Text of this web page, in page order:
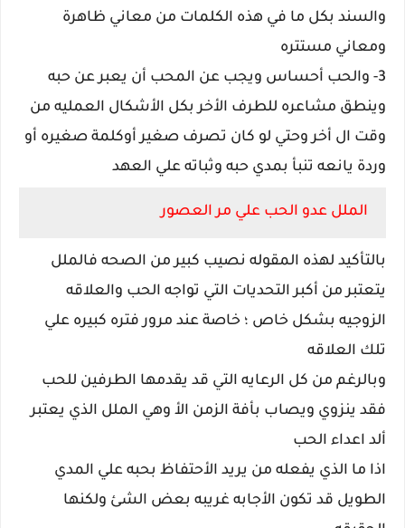
والسند بكل ما في هذه الكلمات من معاني ظاهرة
ومعاني مستتره
3- والحب أحساس ويجب عن المحب أن يعبر عن حبه
وينطق مشاعره للطرف الأخر بكل الأشكال العمليه من
وقت ال أخر وحتي لو كان تصرف صغير أوكلمة صغيره أو
وردة يانعه تنبأ بمدي حبه وثباته علي العهد
الملل عدو الحب علي مر العصور
بالتأكيد لهذه المقوله نصيب كبير من الصحه فالملل
يتعتبر من أكبر التحديات التي تواجه الحب والعلاقه
الزوجيه بشكل خاص ؛ خاصة عند مرور فتره كبيره علي
تلك العلاقه
وبالرغم من كل الرعايه التي قد يقدمها الطرفين للحب
فقد ينزوي ويصاب بأفة الزمن الأ وهي الملل الذي يعتبر
ألد اعداء الحب
اذا ما الذي يفعله من يريد الأحتفاظ بحبه علي المدي
الطويل قد تكون الأجابه غريبه بعض الشئ ولكنها